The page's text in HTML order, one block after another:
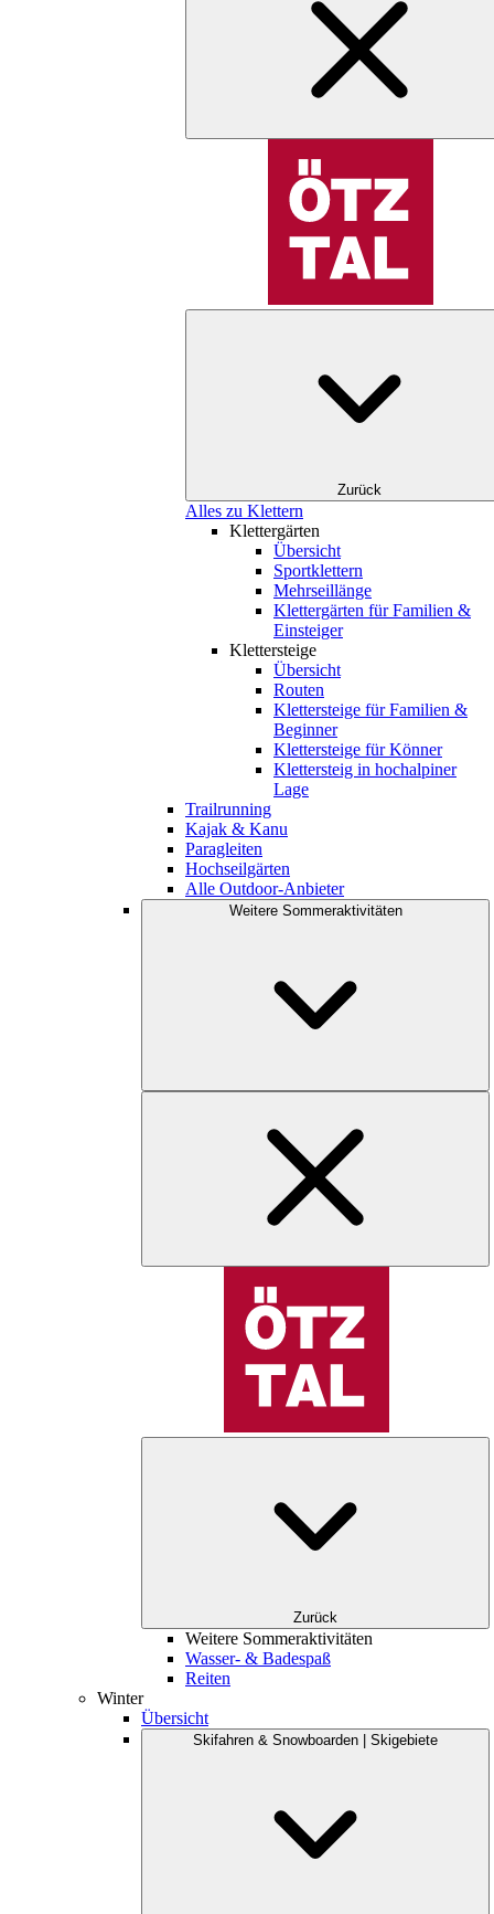
Zurück
Alles zu Klettern
Klettergärten
Übersicht
Sportklettern
Mehrseillänge
Klettergärten für Familien &
Einsteiger
Klettersteige
Übersicht
Routen
Klettersteige für Familien &
Beginner
Klettersteige für Könner
Klettersteig in hochalpiner
Lage
Trailrunning
Kajak & Kanu
Paragleiten
Hochseilgärten
Alle Outdoor-Anbieter
Weitere Sommeraktivitäten
Zurück
Weitere Sommeraktivitäten
Wasser- & Badespaß
Reiten
Winter
Übersicht
Skifahren & Snowboarden | Skigebiete